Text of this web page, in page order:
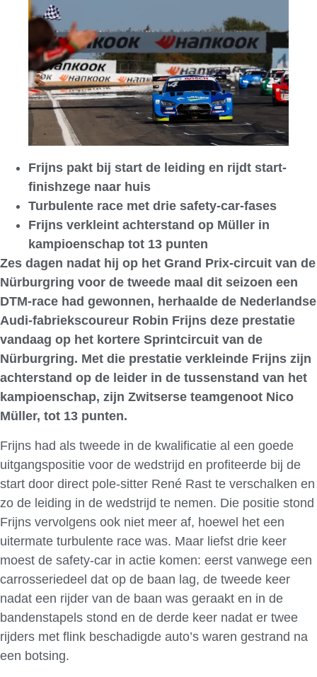
Frijns pakt bij start de leiding en rijdt start-
finishzege naar huis
Turbulente race met drie safety-car-fases
Frijns verkleint achterstand op Müller in
kampioenschap tot 13 punten
Zes dagen nadat hij op het Grand Prix-circuit van de
Nürburgring voor de tweede maal dit seizoen een
DTM-race had gewonnen, herhaalde de Nederlandse
Audi-fabriekscoureur Robin Frijns deze prestatie
vandaag op het kortere Sprintcircuit van de
Nürburgring. Met die prestatie verkleinde Frijns zijn
achterstand op de leider in de tussenstand van het
kampioenschap, zijn Zwitserse teamgenoot Nico
Müller, tot 13 punten.
Frijns had als tweede in de kwalificatie al een goede
uitgangspositie voor de wedstrijd en profiteerde bij de
start door direct pole-sitter René Rast te verschalken en
zo de leiding in de wedstrijd te nemen. Die positie stond
Frijns vervolgens ook niet meer af, hoewel het een
uitermate turbulente race was. Maar liefst drie keer
moest de safety-car in actie komen: eerst vanwege een
carrosseriedeel dat op de baan lag, de tweede keer
nadat een rijder van de baan was geraakt en in de
bandenstapels stond en de derde keer nadat er twee
rijders met flink beschadigde auto’s waren gestrand na
een botsing.